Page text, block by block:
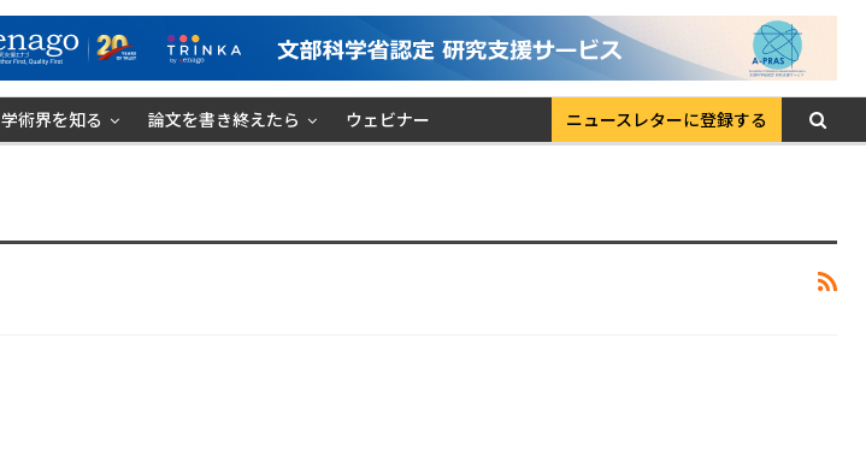
学術界を知る 論文を書き終えたら ウェビナー ニュースレターに登録する